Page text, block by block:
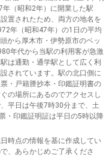
（昭和2年）に開業した駅
置されたため、両方の地名を
年（昭和47年）の1日の平均
から厚木市・伊勢原市のベッ
年代から当駅の利用客が急激
は通勤・通学駅として広く利
されています。駅の北口側に
・戸籍謄抄本・印鑑証明書の
の場所にあるのでアクセスし
平日は午後7時30分まで、土
・印鑑証明証は平日の5時以降
時点の情報を基に作成してい
、あらかじめご了承くださ